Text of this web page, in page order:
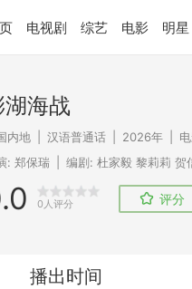
电视剧 综艺 电影 明星
湖海战
内地 汉语普通话 2026年
: 郑保瑞 编剧: 杜家毅 黎莉莉 贺
0人评分 评分
播出时间